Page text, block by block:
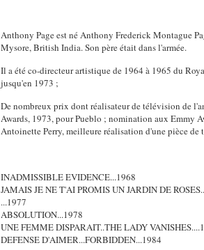
Anthony Page est né Anthony Frederick Montague
Mysore, British India. Son père était dans l'armée.
Il a été co-directeur artistique de 1964 à 1965 du
jusqu'en 1973 ;
De nombreux prix dont réalisateur de télévision de
Awards, 1973, pour Pueblo ; nomination aux Emmy
Antoinette Perry, meilleure réalisation d'une pièce de
INADMISSIBLE EVIDENCE...1968
JAMAIS JE NE T'AI PROMIS UN JARDIN DE
...1977
ABSOLUTION...1978
UNE FEMME DISPARAIT..THE LADY
DEFENSE D'AIMER...FORBIDDEN...1984